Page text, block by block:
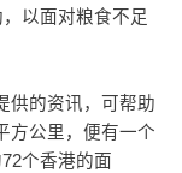
以面对粮食不足
供的资讯，可帮助
方公里，便有一个
个香港的面